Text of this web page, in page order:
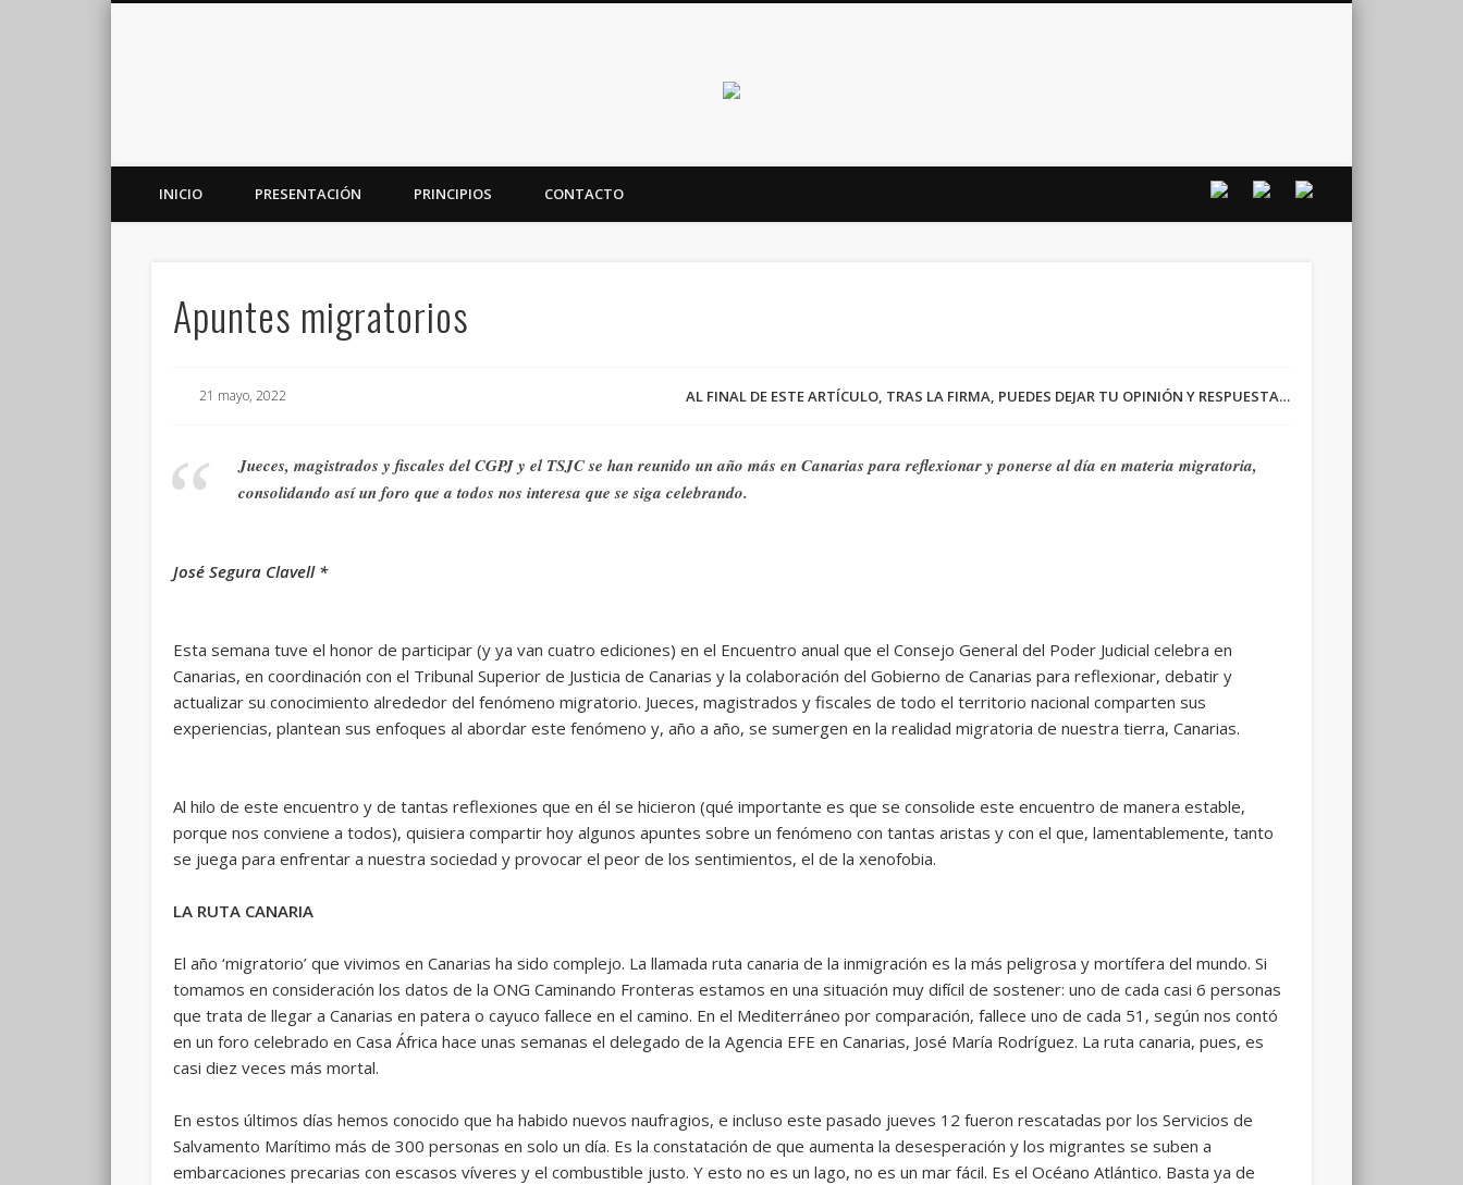
INICIO PRESENTACIÓN PRINCIPIOS CONTACTO
Apuntes migratorios
AL FINAL DE ESTE ARTÍCULO, TRAS LA FIRMA, PUEDES DEJAR TU OPINIÓN Y RESPUESTA…
21 mayo, 2022
Jueces, magistrados y fiscales del CGPJ y el TSJC se han reunido un año más en Canarias para reflexionar y ponerse al día en materia migratoria,
consolidando así un foro que a todos nos interesa que se siga celebrando.
José Segura Clavell *
Esta semana tuve el honor de participar (y ya van cuatro ediciones) en el Encuentro anual que el Consejo General del Poder Judicial celebra en
Canarias, en coordinación con el Tribunal Superior de Justicia de Canarias y la colaboración del Gobierno de Canarias para reflexionar, debatir y
actualizar su conocimiento alrededor del fenómeno migratorio. Jueces, magistrados y fiscales de todo el territorio nacional comparten sus
experiencias, plantean sus enfoques al abordar este fenómeno y, año a año, se sumergen en la realidad migratoria de nuestra tierra, Canarias.
Al hilo de este encuentro y de tantas reflexiones que en él se hicieron (qué importante es que se consolide este encuentro de manera estable,
porque nos conviene a todos), quisiera compartir hoy algunos apuntes sobre un fenómeno con tantas aristas y con el que, lamentablemente, tanto
se juega para enfrentar a nuestra sociedad y provocar el peor de los sentimientos, el de la xenofobia.
LA RUTA CANARIA
El año ‘migratorio’ que vivimos en Canarias ha sido complejo. La llamada ruta canaria de la inmigración es la más peligrosa y mortífera del mundo. Si
tomamos en consideración los datos de la ONG Caminando Fronteras estamos en una situación muy difícil de sostener: uno de cada casi 6 personas
que trata de llegar a Canarias en patera o cayuco fallece en el camino. En el Mediterráneo por comparación, fallece uno de cada 51, según nos contó
en un foro celebrado en Casa África hace unas semanas el delegado de la Agencia EFE en Canarias, José María Rodríguez. La ruta canaria, pues, es
casi diez veces más mortal.
En estos últimos días hemos conocido que ha habido nuevos naufragios, e incluso este pasado jueves 12 fueron rescatadas por los Servicios de
Salvamento Marítimo más de 300 personas en solo un día. Es la constatación de que aumenta la desesperación y los migrantes se suben a
embarcaciones precarias con escasos víveres y el combustible justo. Y esto no es un lago, no es un mar fácil. Es el Océano Atlántico. Basta ya de